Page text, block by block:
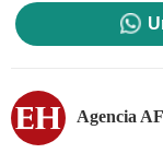
Agencia